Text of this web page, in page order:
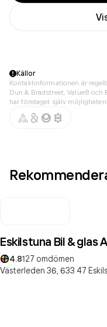
Källor
Kontaktinformationen är
Dun & Bradstreet, Value8
har företaget själv
Eskilstuna Bil & glas
4.8127 omdömen
Västerleden 36, 633 47